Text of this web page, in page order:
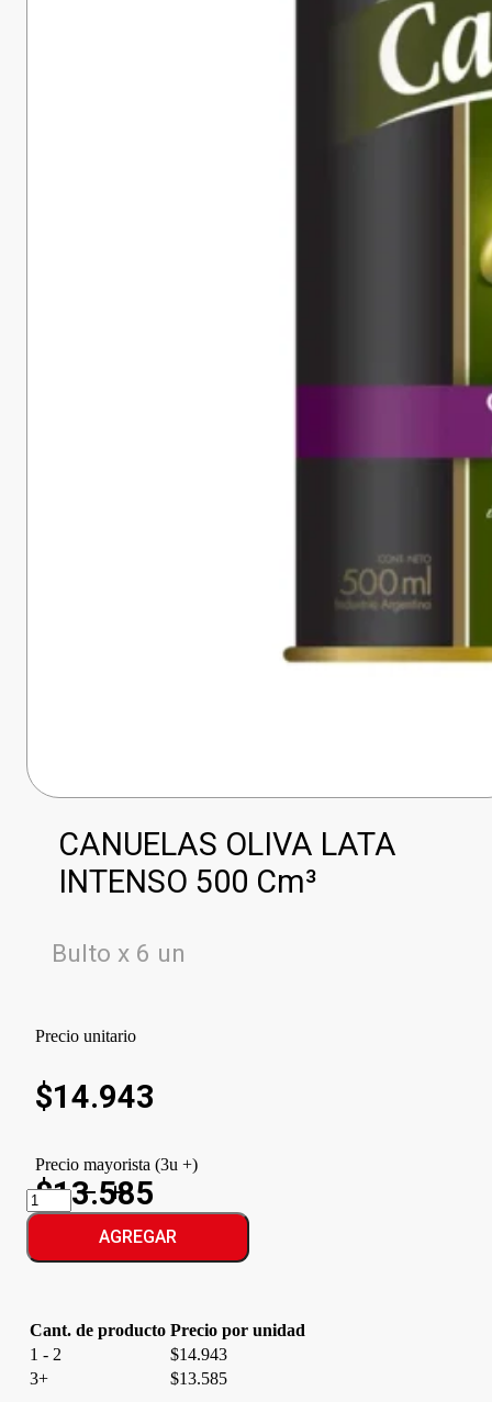
CANUELAS OLIVA LATA
INTENSO 500 Cm³
Bulto x 6 un
Precio unitario
$14.943
Precio mayorista (3u +)
$13.585
CANUELAS
OLIVA
LATA
INTENSO
cantidad
AGREGAR
Cant. de producto Precio por unidad
1 - 2
$14.943
3+
$13.585